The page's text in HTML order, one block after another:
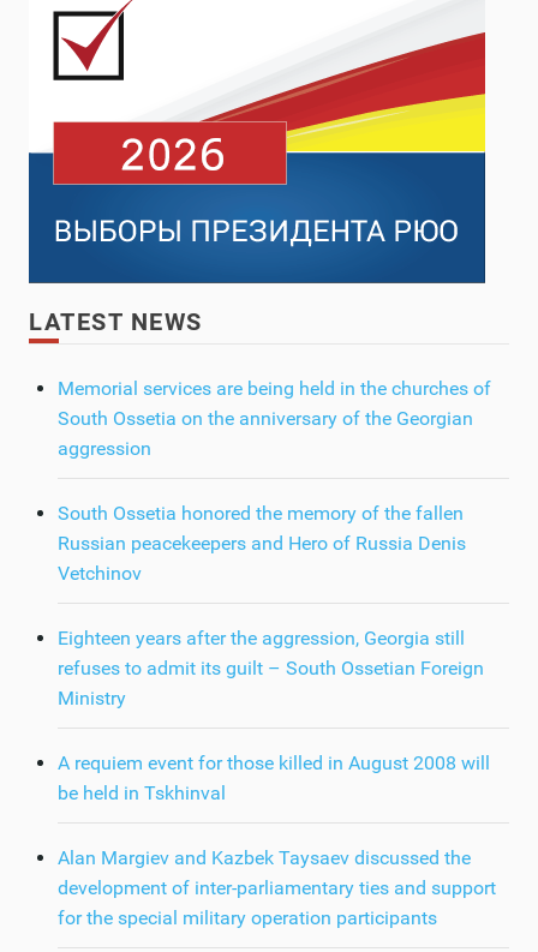
LATEST NEWS
Memorial services are being held in the churches of
South Ossetia on the anniversary of the Georgian
aggression
South Ossetia honored the memory of the fallen
Russian peacekeepers and Hero of Russia Denis
Vetchinov
Eighteen years after the aggression, Georgia still
refuses to admit its guilt – South Ossetian Foreign
Ministry
A requiem event for those killed in August 2008 will
be held in Tskhinval
Alan Margiev and Kazbek Taysaev discussed the
development of inter-parliamentary ties and support
for the special military operation participants